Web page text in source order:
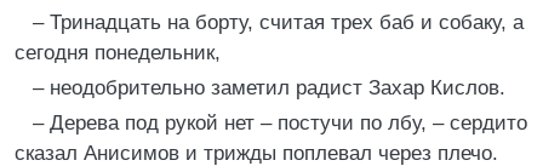
– Тринадцать на борту, считая трех баб и собаку, а
сегодня понедельник,
– неодобрительно заметил радист Захар Кислов.
– Дерева под рукой нет – постучи по лбу, – сердито
сказал Анисимов и трижды поплевал через плечо.